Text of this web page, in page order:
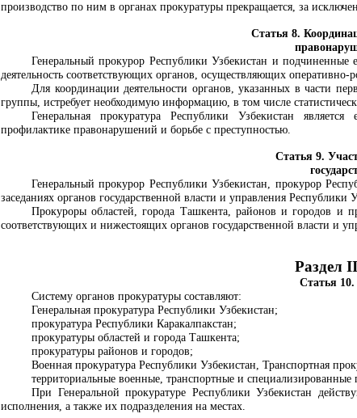
производство по ним в органах прокуратуры прекращается, за
Статья 8.
Генеральный прокурор Республики Узбекистан и
деятельность соответствующих органов, осуществляющих оперативно-
Для координации деятельности органов, указанных в части
группы, истребует необходимую информацию, в том числе
Генеральная прокуратура Республики Узбекистан
профилактике правонарушений и борьбе с преступностью.
Статья 9.
Генеральный прокурор Республики Узбекистан, прокурор
заседаниях органов государственной власти и управления Республики
Прокуроры областей, города Ташкента, районов и городов и
соответствующих и нижестоящих органов государственной власти и
Раздел
Статья
Систему органов прокуратуры составляют:
Генеральная прокуратура Республики Узбекистан;
прокуратура Республики Каракалпакстан;
прокуратуры областей и города Ташкента;
прокуратуры районов и городов;
Военная прокуратура Республики Узбекистан, Транспортная
территориальные военные, транспортные и
При Генеральной прокуратуре Республики Узбекистан
исполнения, а также их подразделения на местах.